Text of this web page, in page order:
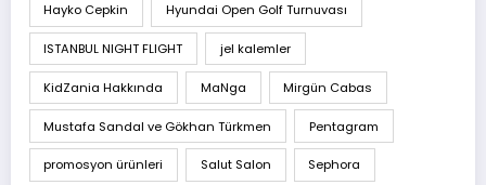
Hayko Cepkin Hyundai Open Golf Turnuvası
ISTANBUL NIGHT FLIGHT jel kalemler
KidZania Hakkında MaNga Mirgün Cabas
Mustafa Sandal ve Gökhan Türkmen Pentagram
promosyon ürünleri Salut Salon Sephora